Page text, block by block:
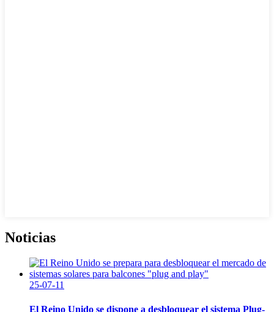
Noticias
25-07-11
El Reino Unido se dispone a desbloquear el sistema Plug-